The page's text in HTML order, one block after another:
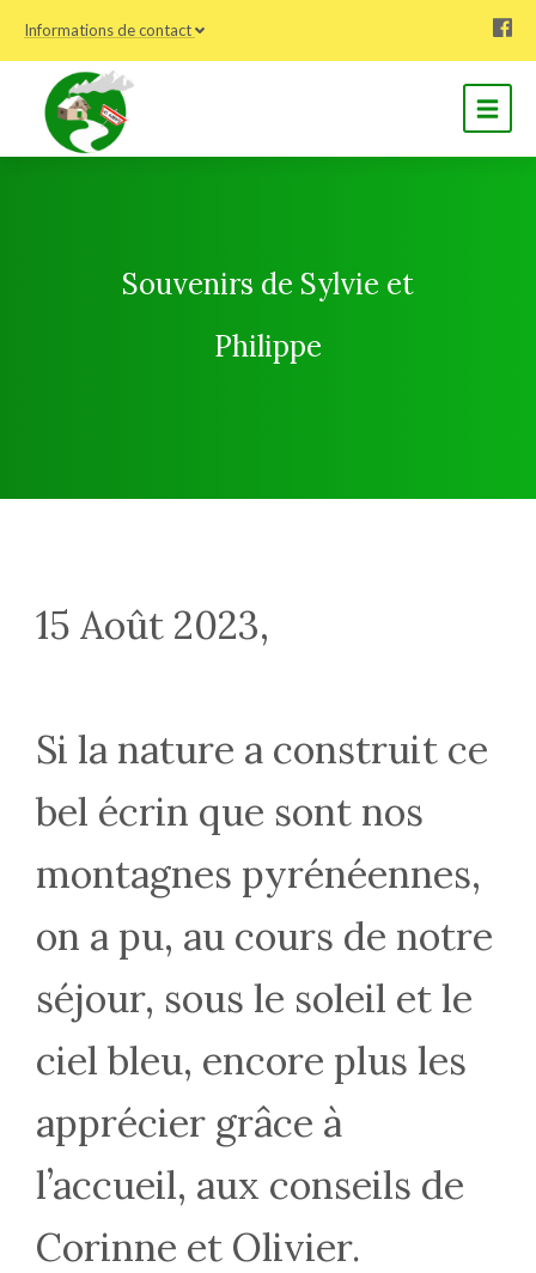
Informations de contact
Souvenirs de Sylvie et
Philippe
15 Août 2023,
Si la nature a construit ce
bel écrin que sont nos
montagnes pyrénéennes,
on a pu, au cours de notre
séjour, sous le soleil et le
ciel bleu, encore plus les
apprécier grâce à
l’accueil, aux conseils de
Corinne et Olivier.